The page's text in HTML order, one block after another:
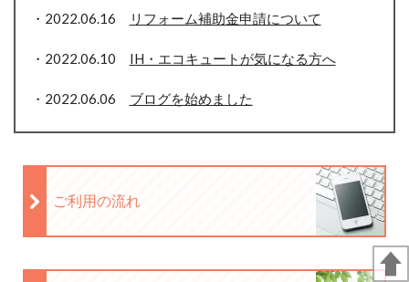
・2022.06.16 リフォーム補助金申請について
・2022.06.10 IH・エコキュートが気になる方へ
・2022.06.06 ブログを始めました
ご利用の流れ